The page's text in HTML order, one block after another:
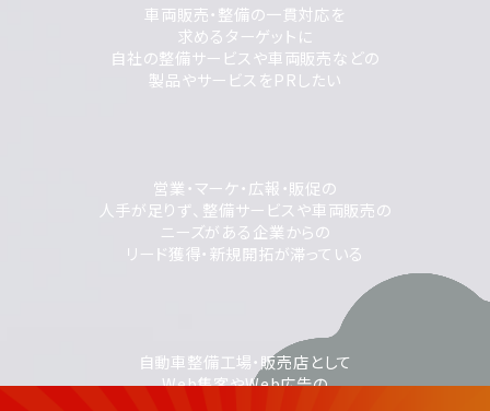
車両販売・整備の一貫対応を
求めるターゲットに
自社の整備サービスや車両販売などの
製品やサービスをPRしたい
営業・マーケ・広報・販促の
人手が足りず、整備サービスや車両販売の
ニーズがある企業からの
リード獲得・新規開拓が滞っている
自動車整備工場・販売店として
Web集客やWeb広告の